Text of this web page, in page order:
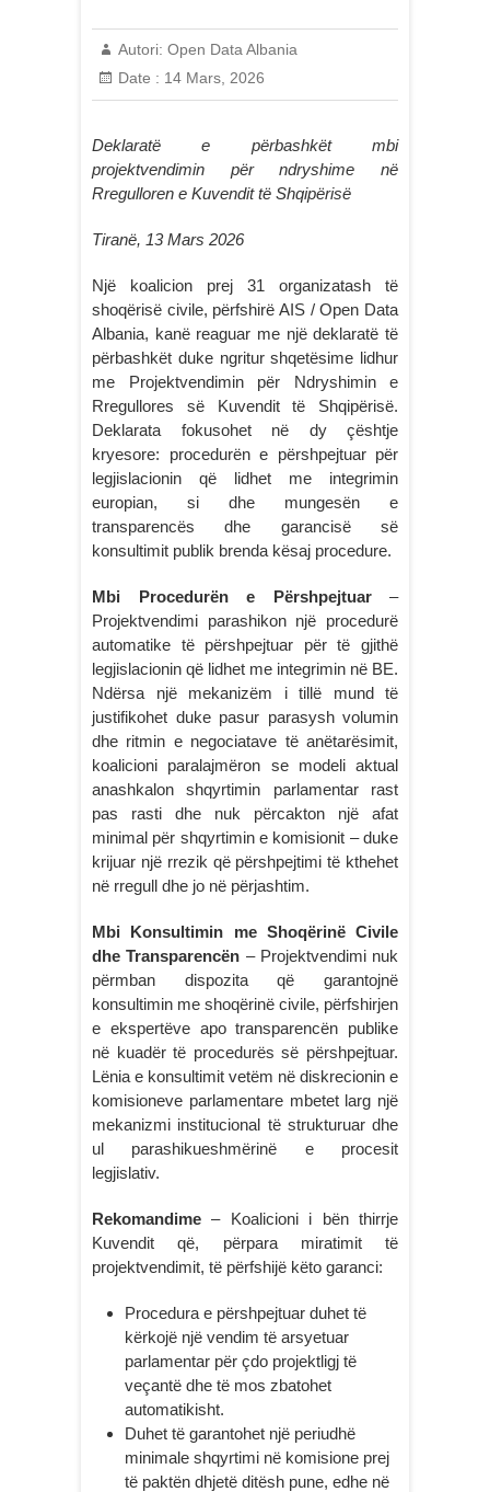
Autori: Open Data Albania
Date : 14 Mars, 2026
Deklaratë e përbashkët mbi
projektvendimin për ndryshime në
Rregulloren e Kuvendit të Shqipërisë
Tiranë, 13 Mars 2026
Një koalicion prej 31 organizatash të
shoqërisë civile, përfshirë AIS / Open Data
Albania, kanë reaguar me një deklaratë të
përbashkët duke ngritur shqetësime lidhur
me Projektvendimin për Ndryshimin e
Rregullores së Kuvendit të Shqipërisë.
Deklarata fokusohet në dy çështje
kryesore: procedurën e përshpejtuar për
legjislacionin që lidhet me integrimin
europian, si dhe mungesën e
transparencës dhe garancisë së
konsultimit publik brenda kësaj procedure.
Mbi Procedurën e Përshpejtuar–
Projektvendimi parashikon një procedurë
automatike të përshpejtuar për të gjithë
legjislacionin që lidhet me integrimin në BE.
Ndërsa një mekanizëm i tillë mund të
justifikohet duke pasur parasysh volumin
dhe ritmin e negociatave të anëtarësimit,
koalicioni paralajmëron se modeli aktual
anashkalon shqyrtimin parlamentar rast
pas rasti dhe nuk përcakton një afat
minimal për shqyrtimin e komisionit – duke
krijuar një rrezik që përshpejtimi të kthehet
në rregull dhe jo në përjashtim.
Mbi Konsultimin me Shoqërinë Civile
dhe Transparencën – Projektvendimi nuk
përmban dispozita që garantojnë
konsultimin me shoqërinë civile, përfshirjen
e ekspertëve apo transparencën publike
në kuadër të procedurës së përshpejtuar.
Lënia e konsultimit vetëm në diskrecionin e
komisioneve parlamentare mbetet larg një
mekanizmi institucional të strukturuar dhe
ul parashikueshmërinë e procesit
legjislativ.
Rekomandime – Koalicioni i bën thirrje
Kuvendit që, përpara miratimit të
projektvendimit, të përfshijë këto garanci:
Procedura e përshpejtuar duhet të
kërkojë një vendim të arsyetuar
parlamentar për çdo projektligj të
veçantë dhe të mos zbatohet
automatikisht.
Duhet të garantohet një periudhë
minimale shqyrtimi në komisione prej
të paktën dhjetë ditësh pune, edhe në